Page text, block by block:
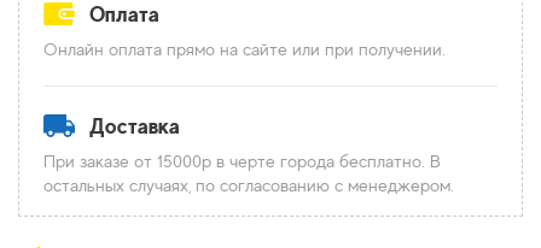
Оплата
Онлайн оплата прямо на сайте или при получении.
Доставка
При заказе от 15000р в черте города бесплатно. В
остальных случаях, по согласованию с менеджером.